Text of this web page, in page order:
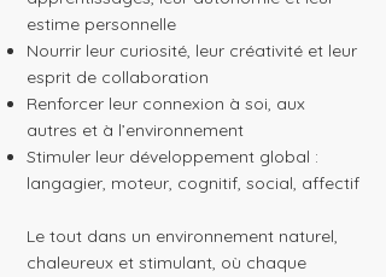
estime personnelle
Nourrir leur curiosité, leur créativité et leur
esprit de collaboration
Renforcer leur connexion à soi, aux
autres et à l’environnement
Stimuler leur développement global :
langagier, moteur, cognitif, social, affectif
Le tout dans un environnement naturel,
chaleureux et stimulant, où chaque